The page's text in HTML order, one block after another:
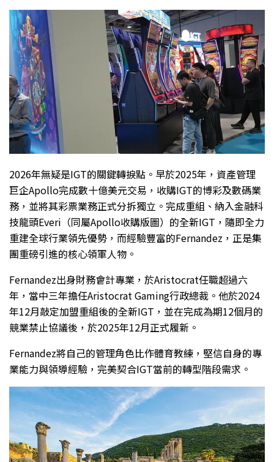
2026年無疑是IGT的關鍵轉捩點。早於2025年，資產管理
巨企Apollo完成數十億美元交易，收購IGT的博彩及數碼業
務，並將其彩票業務正式分拆獨立。完成重組、納入金融科
技龍頭Everi（同屬Apollo收購版圖）的全新IGT，隨即全力
重建全球行業領先優勢，而經驗豐富的Fernandez，正是集
團重磅引進的核心領軍人物。
Fernandez出身財務會計專業，於Aristocrat任職超過六
年，當中三年擔任Aristocrat Gaming行政總裁。他於2024
年12月敲定加盟重組後的全新IGT，並在完成為期12個月的
競業禁止協議後，於2025年12月正式履新。
Fernandez將自己的管理角色比作體育教練，堅信自身的專
業能力與領導經驗，完美契合IGT當前的轉型階段需求。